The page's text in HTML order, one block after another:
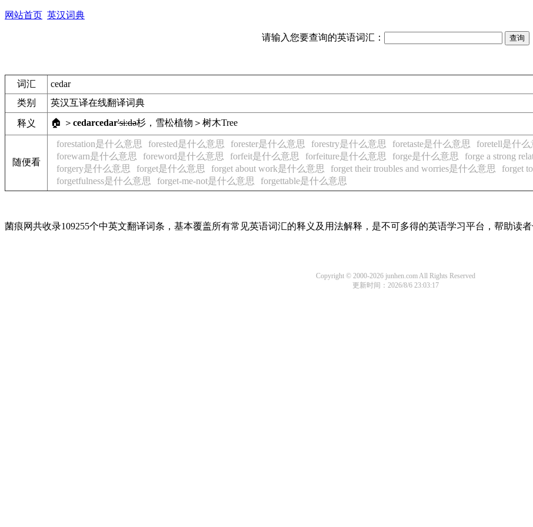
网站首页 英汉词典
请输入您要查询的英语词汇：
词汇
cedar
类别
英汉互译在线翻译词典
释义 🏠 ＞ cedarcedar'siːdə杉，雪松植物＞树木Tree
随便看
forestation是什么意思 forested是什么意思 forester是什么意思 forestry是什么意思 foretaste是什么意思 foretell是什么
forewarn是什么意思
foreword是什么意思 forfeit是什么意思 forfeiture是什么意思 forge是什么意思 forge a strong
forgery是什么意思
forget是什么意思 forget about work是什么意思 forget their troubles and worries是什么意思 forget
forgetfulness是什么意思
forget-me-not是什么意思 forgettable是什么意思
菌痕网共收录109255个中英文翻译词条，基本覆盖所有常见英语词汇的释义及用法解释，是不可多得的英语学习平台，帮助读
Copyright © 2000-2026 junhen.com All Rights Reserved
更新时间：2026/8/6 23:03:17